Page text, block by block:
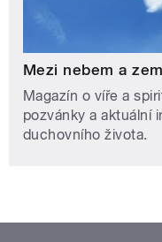
Mezi nebem a
Magazín o víře a
pozvánky a aktuální
duchovního života.